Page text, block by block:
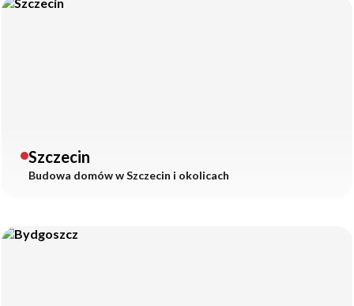
Szczecin
Budowa domów wSzczecin i okolicach